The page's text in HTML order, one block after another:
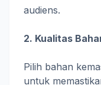
audiens.
2. Kualitas
Pilih bahan
untuk